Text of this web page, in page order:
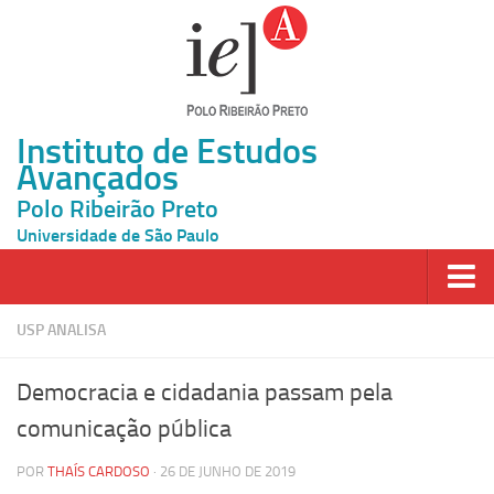
Instituto de Estudos
Avançados
Polo Ribeirão Preto
Universidade de São Paulo
Página Inicial
Inscrição
USP ANALISA
Democracia e cidadania passam pela
comunicação pública
POR THAÍS CARDOSO · 26 DE JUNHO DE 2019